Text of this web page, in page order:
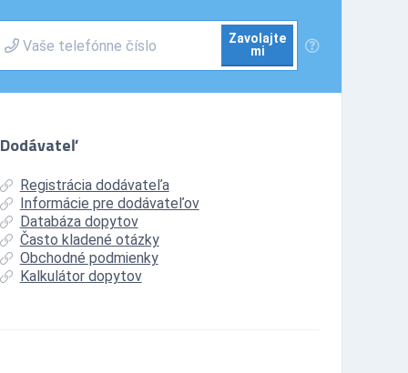
Zavolajte
mi
Dodávateľ
Registrácia dodávateľa
Informácie pre dodávateľov
Databáza dopytov
Často kladené otázky
Obchodné podmienky
Kalkulátor dopytov